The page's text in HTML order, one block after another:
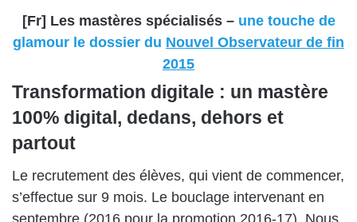
[Fr] Les mastères spécialisés – une touche de
glamour le dossier du Nouvel Observateur de fin
2015
Transformation digitale : un mastère
100% digital, dedans, dehors et
partout
Le recrutement des élèves, qui vient de commencer,
s’effectue sur 9 mois. Le bouclage intervenant en
septembre (2016 pour la promotion 2016-17). Nous